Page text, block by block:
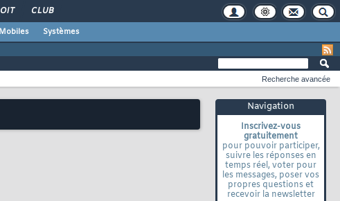
CLUB
Mobiles
Systèmes
Navigation
Inscrivez-vous
gratuitement
pour pouvoir participer,
suivre les réponses en
temps réel, voter pour
les messages, poser vos
propres questions et
recevoir la newsletter
Recherche avancée